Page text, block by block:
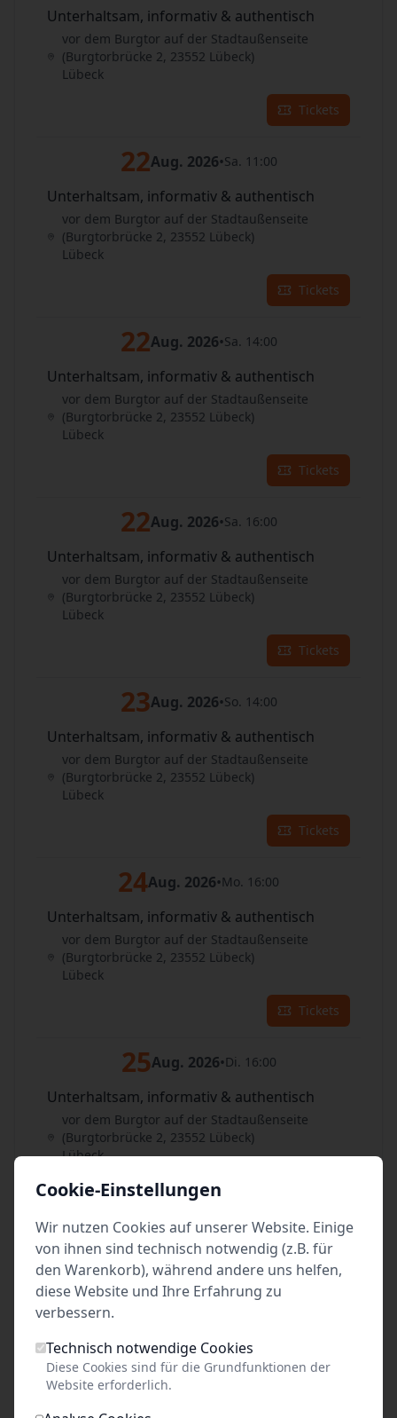
Unterhaltsam, informativ & authentisch
vor dem Burgtor auf der Stadtaußenseite
(Burgtorbrücke 2, 23552 Lübeck)
Lübeck
Tickets
22Aug. 2026•Sa. 11:00
Unterhaltsam, informativ & authentisch
vor dem Burgtor auf der Stadtaußenseite
(Burgtorbrücke 2, 23552 Lübeck)
Lübeck
Tickets
22Aug. 2026•Sa. 14:00
Unterhaltsam, informativ & authentisch
vor dem Burgtor auf der Stadtaußenseite
(Burgtorbrücke 2, 23552 Lübeck)
Lübeck
Tickets
22Aug. 2026•Sa. 16:00
Unterhaltsam, informativ & authentisch
vor dem Burgtor auf der Stadtaußenseite
(Burgtorbrücke 2, 23552 Lübeck)
Lübeck
Tickets
23Aug. 2026•So. 14:00
Unterhaltsam, informativ & authentisch
vor dem Burgtor auf der Stadtaußenseite
(Burgtorbrücke 2, 23552 Lübeck)
Lübeck
Tickets
24Aug. 2026•Mo. 16:00
Unterhaltsam, informativ & authentisch
vor dem Burgtor auf der Stadtaußenseite
(Burgtorbrücke 2, 23552 Lübeck)
Lübeck
Tickets
25Aug. 2026•Di. 16:00
Unterhaltsam, informativ & authentisch
vor dem Burgtor auf der Stadtaußenseite
(Burgtorbrücke 2, 23552 Lübeck)
Lübeck
26Aug. 2026•Mi. 14:00
Unterhaltsam, informativ & authentisch
vor dem Burgtor auf der Stadtaußenseite
(Burgtorbrücke 2, 23552 Lübeck)
Tickets
Cookie-Einstellungen
Wir nutzen Cookies auf unserer Website. Einige
von ihnen sind technisch notwendig (z.B. für
den Warenkorb), während andere uns helfen,
diese Website und Ihre Erfahrung zu
verbessern.
Technisch notwendige Cookies
Diese Cookies sind für die Grundfunktionen der
Website erforderlich.